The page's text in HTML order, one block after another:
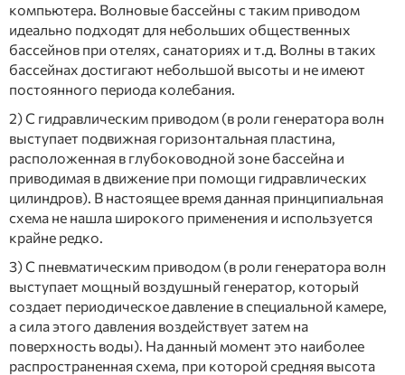
компьютера. Волновые бассейны с таким приводом
идеально подходят для небольших общественных
бассейнов при отелях, санаториях и т.д. Волны в таких
бассейнах достигают небольшой высоты и не имеют
постоянного периода колебания.
2) С гидравлическим приводом (в роли генератора волн
выступает подвижная горизонтальная пластина,
расположенная в глубоководной зоне бассейна и
приводимая в движение при помощи гидравлических
цилиндров). В настоящее время данная принципиальная
схема не нашла широкого применения и используется
крайне редко.
3) С пневматическим приводом (в роли генератора волн
выступает мощный воздушный генератор, который
создает периодическое давление в специальной камере,
а сила этого давления воздействует затем на
поверхность воды). На данный момент это наиболее
распространенная схема, при которой средняя высота